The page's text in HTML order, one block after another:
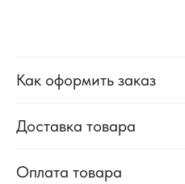
Как оформить заказ
Доставка товара
Оплата товара